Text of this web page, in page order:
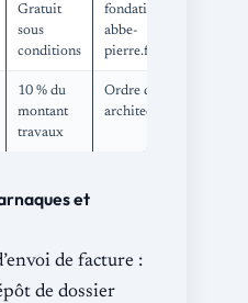
Gratuit
sous
conditions
fondation-
abbe-
pierre.fr
10 % du
montant
travaux
Ordre des
architectes
et
de facture :
de dossier